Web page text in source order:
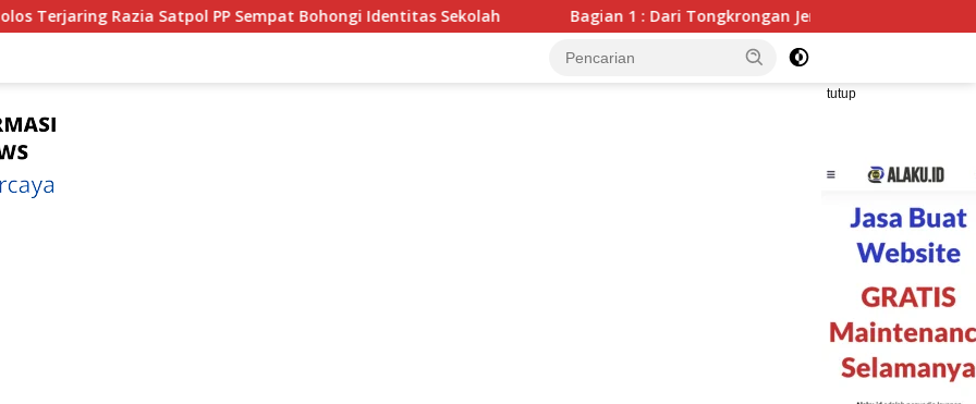
PP Sempat Bohongi Identitas Sekolah Bagian 1 : Dari Tongkrongan Jembatan Kualo menuju Tongkrongan
tutup